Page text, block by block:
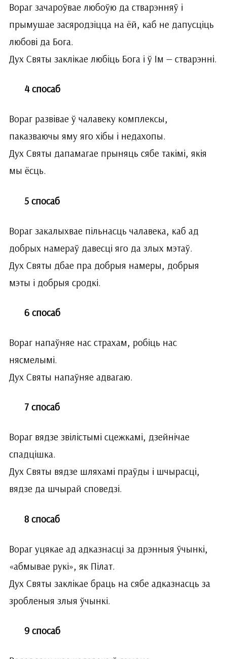
Вораг зачароўвае любоўю да стварэнняў і
прымушае засяродзіцца на ёй, каб не дапусціць
любові да Бога.
Дух Святы заклікае любіць Бога і ў Ім — стварэнні.
4 спосаб
Вораг развівае ў чалавеку комплексы,
паказваючы яму яго хібы і недахопы.
Дух Святы дапамагае прыняць сябе такімі, якія
мы ёсць.
5 спосаб
Вораг закалыхвае пільнасць чалавека, каб ад
добрых намераў давесці яго да злых мэтаў.
Дух Святы дбае пра добрыя намеры, добрыя
мэты і добрыя сродкі.
6 спосаб
Вораг напаўняе нас страхам, робіць нас
нясмелымі.
Дух Святы напаўняе адвагаю.
7 спосаб
Вораг вядзе звілістымі сцежкамі, дзейнічае
спадцішка.
Дух Святы вядзе шляхамі праўды і шчырасці,
вядзе да шчырай споведзі.
8 спосаб
Вораг уцякае ад адказнасці за дрэнныя ўчынкі,
«абмывае рукі», як Пілат.
Дух Святы заклікае браць на сябе адказнасць за
зробленыя злыя ўчынкі.
9 спосаб